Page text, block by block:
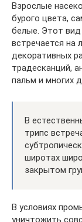
Взрослые
бурого цвета,
белые. Этот
встречается на
декоративных
традесканций,
пальм и многих
В
трипс
широтах
закрытом
В условиях
уничтожить